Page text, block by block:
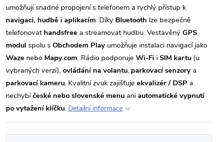
umožňují snadné propojení s telefonem a rychlý přístup k
navigaci, hudbě i aplikacím. Díky Bluetooth lze bezpečně
telefonovat handsfree a streamovat hudbu. Vestavěný GPS
modul spolu s Obchodem Play umožňuje instalaci navigací jako
Waze nebo Mapy.com. Rádio podporuje Wi-Fi i SIM kartu (u
vybraných verzí), ovládání na volantu, parkovací senzory a
parkovací kameru. Kvalitní zvuk zajišťuje ekvalizér / DSP a
nechybíčeské nebo slovenské menu ani automatické vypnutí
po vytažení klíčku. Detailní informace